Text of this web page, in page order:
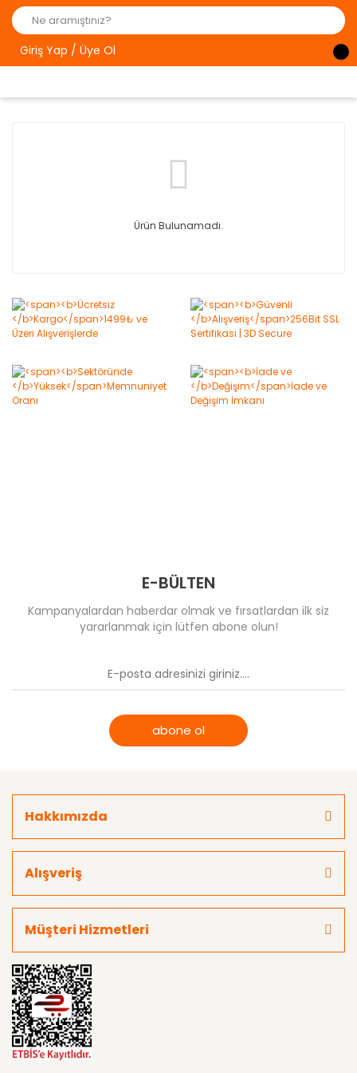
Giriş Yap / Üye Ol
Ürün Bulunamadı.
E-BÜLTEN
Kampanyalardan haberdar olmak ve fırsatlardan ilk siz
yararlanmak için lütfen abone olun!
abone ol
Hakkımızda
Alışveriş
Müşteri Hizmetleri